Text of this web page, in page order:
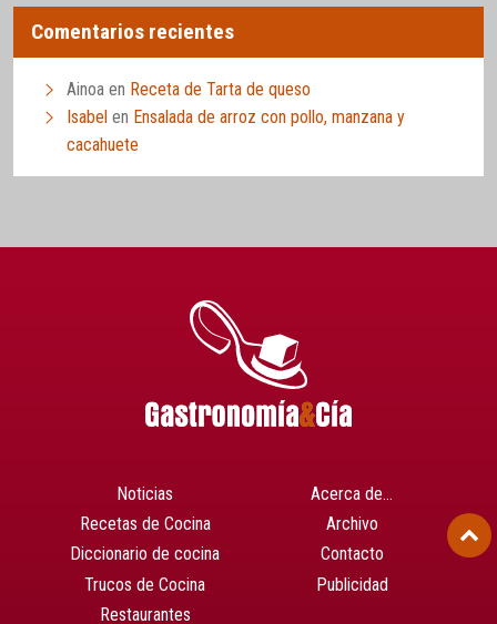
Comentarios recientes
Ainoa en Receta de Tarta de queso
Isabel en Ensalada de arroz con pollo, manzana y
cacahuete
Noticias
Recetas de Cocina
Diccionario de cocina
Trucos de Cocina
Restaurantes
Acerca de…
Archivo
Contacto
Publicidad